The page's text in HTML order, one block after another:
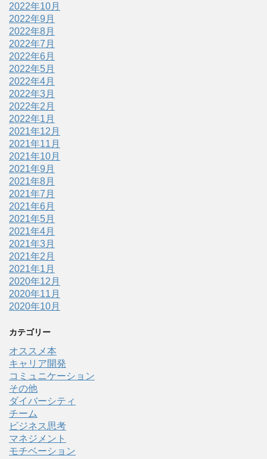
2022年10月
2022年9月
2022年8月
2022年7月
2022年6月
2022年5月
2022年4月
2022年3月
2022年2月
2022年1月
2021年12月
2021年11月
2021年10月
2021年9月
2021年8月
2021年7月
2021年6月
2021年5月
2021年4月
2021年3月
2021年2月
2021年1月
2020年12月
2020年11月
2020年10月
カテゴリー
オススメ本
キャリア開発
コミュニケーション
その他
ダイバーシティ
チーム
ビジネス思考
マネジメント
モチベーション